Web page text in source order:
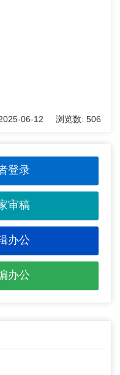
06-12 浏览数: 506
登录
审稿
办公
办公